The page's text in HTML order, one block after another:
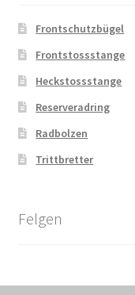
Frontschutzbügel
Frontstossstange
Heckstossstange
Reserveradring
Radbolzen
Trittbretter
Felgen